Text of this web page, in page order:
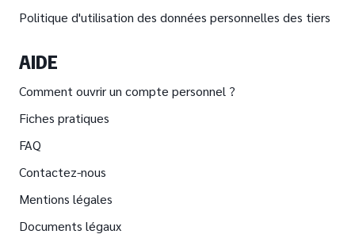
Politique d'utilisation des données personnelles des tiers
AIDE
Comment ouvrir un compte personnel ?
Fiches pratiques
FAQ
Contactez-nous
Mentions légales
Documents légaux